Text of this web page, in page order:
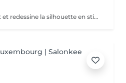
Le LASER-6D lisse, raffermit et redessine la silhouette en stimulant la peau en profondeur pour atténuer visiblement la cellulite. La LUMINOTHÉRAPIE du visage consiste à exposer la peau à des lumières LED afin de stimuler le renouvellement cellulaire et améliorer l'éclat du teint.